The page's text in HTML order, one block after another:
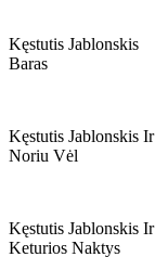
Kęstutis Jablonskis
Baras
Kęstutis Jablonskis
Noriu Vėl
Kęstutis Jablonskis
Keturios Naktys